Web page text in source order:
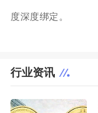
度深度绑定。
行业资讯